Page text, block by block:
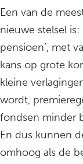
Een van de
nieuwe stelsel
pensioen’, met
kans op grote
kleine
wordt,
fondsen minder
En dus kunnen
omhoog als de